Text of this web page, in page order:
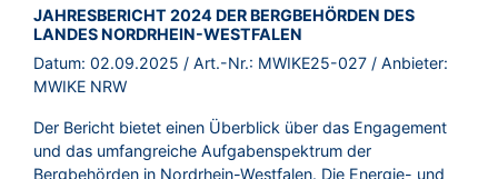
BROSCHÜRE:
JAHRESBERICHT 2024 DER BERGBEHÖRDEN DES
LANDES NORDRHEIN-WESTFALEN
Datum: 02.09.2025 / Art.-Nr.: MWIKE25-027 / Anbieter:
MWIKE NRW
Der Bericht bietet einen Überblick über das Engagement
und das umfangreiche Aufgabenspektrum der
Bergbehörden in Nordrhein-Westfalen. Die Energie- und